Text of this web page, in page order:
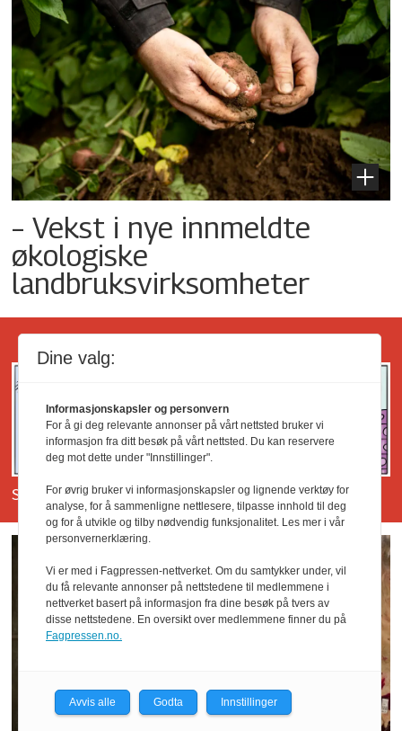
– Vekst i nye innmeldte
økologiske
landbruksvirksomheter
CONRADS COLONIAL
Se tidligere Conrads Colonial her.
Dine valg:
Informasjonskapsler og personvern
For å gi deg relevante annonser på vårt nettsted bruker vi
informasjon fra ditt besøk på vårt nettsted. Du kan reservere
deg mot dette under "Innstillinger".
For øvrig bruker vi informasjonskapsler og lignende verktøy for
analyse, for å sammenligne nettlesere, tilpasse innhold til deg
og for å utvikle og tilby nødvendig funksjonalitet. Les mer i vår
personvernerklæring.
Vi er med i Fagpressen-nettverket. Om du samtykker under, vil
du få relevante annonser på nettstedene til medlemmene i
nettverket basert på informasjon fra dine besøk på tvers av
disse nettstedene. En oversikt over medlemmene finner du på
Fagpressen.no.
Avvis alle Godta Innstillinger